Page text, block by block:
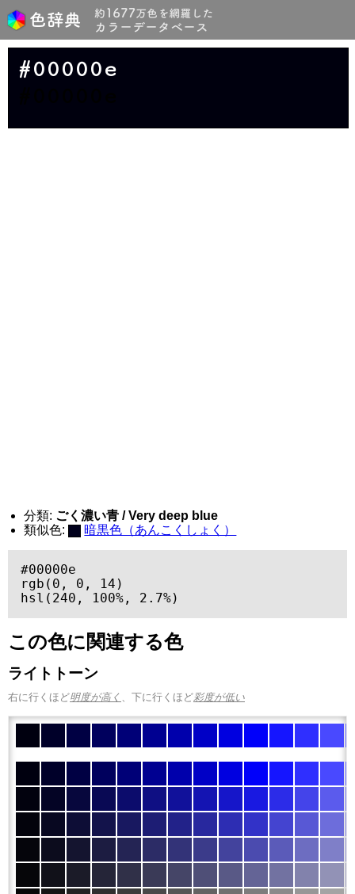
#00000e
分類: ごく濃い青 / Very deep blue
類似色:
暗黒色（あんこくしょく）
#00000e
rgb(0, 0, 14)
hsl(240, 100%, 2.7%)
この色に関連する色
ライトトーン
右に行くほど明度が高く 、下に行くほど彩度が低い